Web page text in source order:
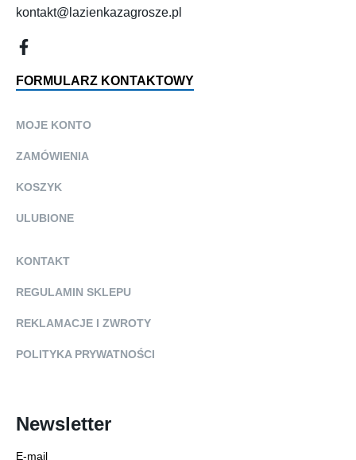
kontakt@lazienkazagrosze.pl
FORMULARZ KONTAKTOWY
MOJE KONTO
ZAMÓWIENIA
KOSZYK
ULUBIONE
KONTAKT
REGULAMIN SKLEPU
REKLAMACJE I ZWROTY
POLITYKA PRYWATNOŚCI
Newsletter
E-mail